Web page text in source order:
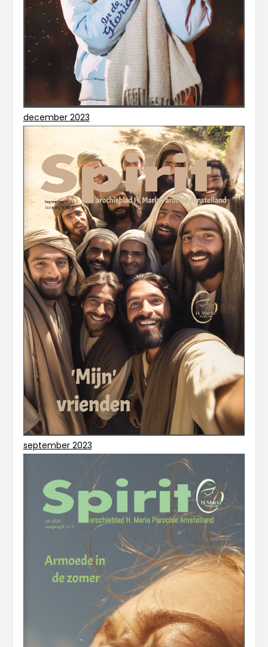
december 2023
september 2023